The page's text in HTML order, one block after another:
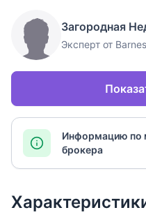
Загородная
Эксперт от Barnes
Информацию по
брокера